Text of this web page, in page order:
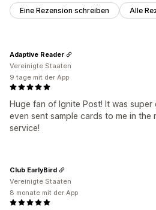
Eine Rezension schreiben Alle
Huge fan of Ignite Post! It was
even sent sample cards to me in
service!
Adaptive Reader
Vereinigte Staaten
9 tage mit der App
Club EarlyBird
Vereinigte Staaten
8 monate mit der App